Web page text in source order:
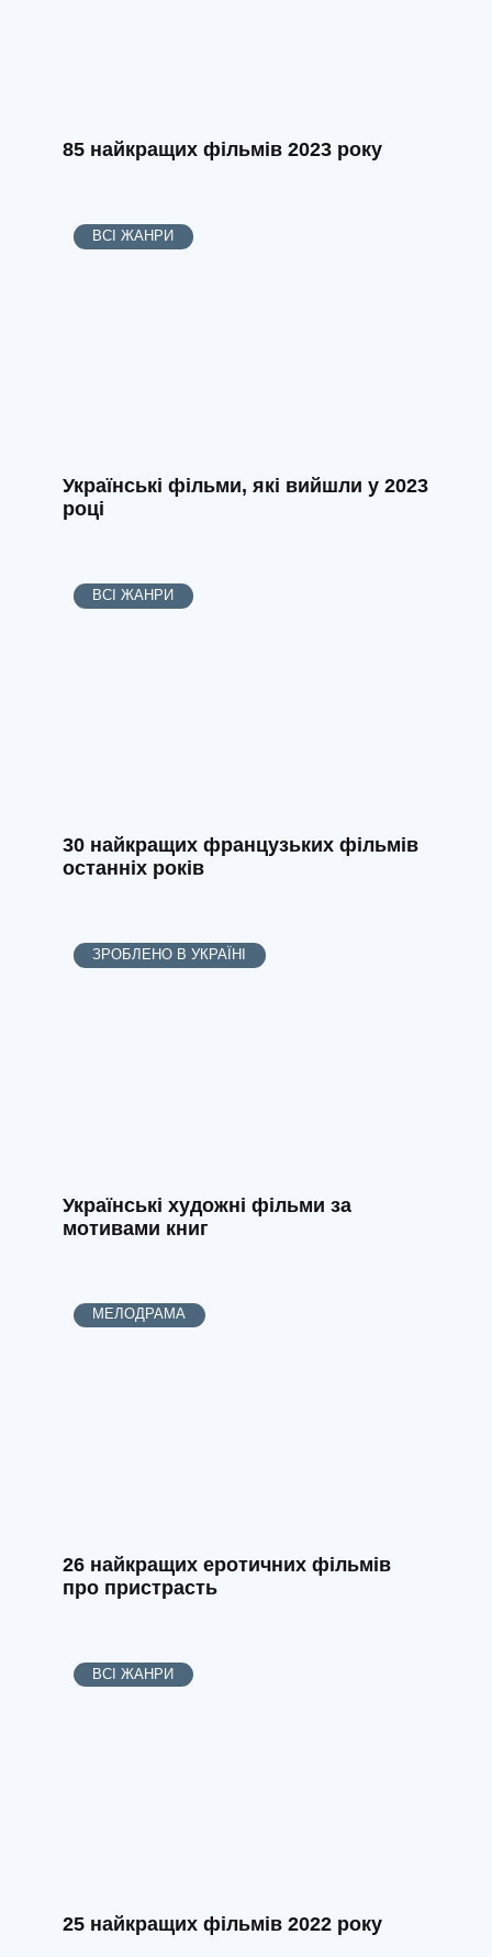
85 найкращих фільмів 2023 року
ВСІ ЖАНРИ
Українські фільми, які вийшли у 2023
році
ВСІ ЖАНРИ
30 найкращих французьких фільмів
останніх років
ЗРОБЛЕНО В УКРАЇНІ
Українські художні фільми за
мотивами книг
МЕЛОДРАМА
26 найкращих еротичних фільмів
про пристрасть
ВСІ ЖАНРИ
25 найкращих фільмів 2022 року